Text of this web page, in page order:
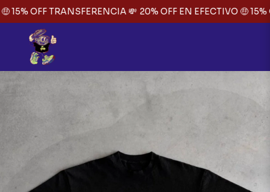
15% OFF TRANSFERENCIA 💸 20% OFF EN EFECTIVO 🤑 15%